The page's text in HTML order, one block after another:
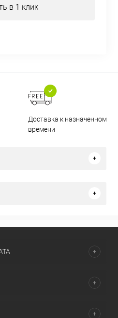
в 1 клик
Доставка к назначенному
времени